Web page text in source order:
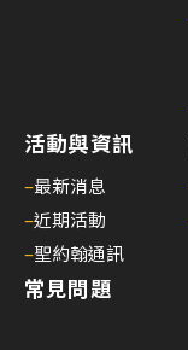
活動與資訊
–最新消息
–近期活動
–聖約翰通訊
常見問題